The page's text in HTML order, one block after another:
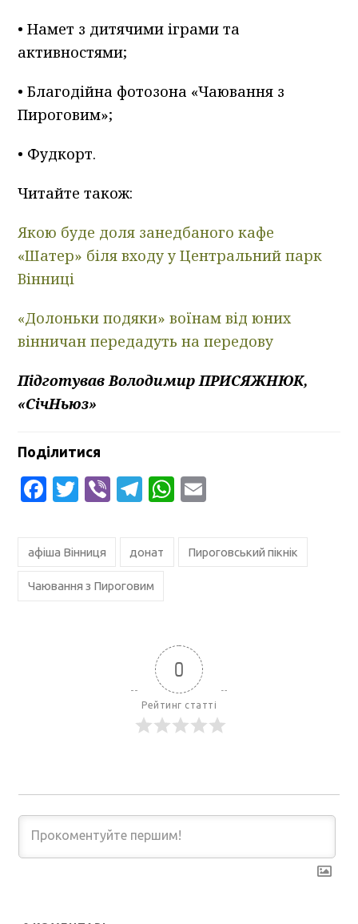
• Намет з дитячими іграми та
активностями;
• Благодійна фотозона «Чаювання з
Пироговим»;
• Фудкорт.
Читайте також:
Якою буде доля занедбаного кафе
«Шатер» біля входу у Центральний парк
Вінниці
«Долоньки подяки» воїнам від юних
вінничан передадуть на передову
Підготував Володимир ПРИСЯЖНЮК,
«СічНьюз»
Поділитися
Facebook
Twitter
ViberTelegram
WhatsApp
афіша Вінниця донат Пироговський пікнік
Чаювання з Пироговим
0
Рейтинг статті